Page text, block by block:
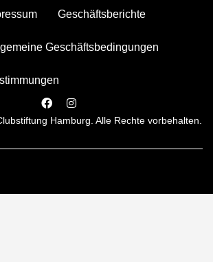
Geschäftsberichte
Geschäftsbedingungen
Hamburg. Alle Rechte vorbehalten.